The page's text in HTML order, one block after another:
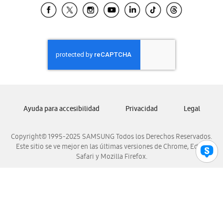
Samsung El Salvador
Samsung Honduras
Samsung Nicaragua
Samsung Panamá
Samsung Venezuela
Copyright© 1995-2025 SAMSUNG Todos los Derechos Reservados.
Este sitio se ve mejor en las últimas versiones de Chrome, Edge,
Safari y Mozilla Firefox.
Ayuda para accesibilidad Privacidad Legal